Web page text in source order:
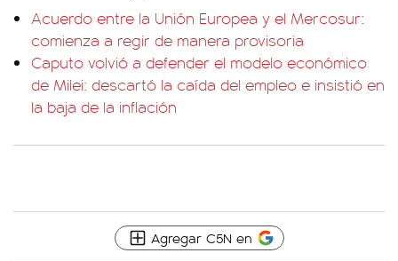
Acuerdo entre la Unión Europea y el Mercosur:
comienza a regir de manera provisoria
Caputo volvió a defender el modelo económico
de Milei: descartó la caída del empleo e insistió en
la baja de la inflación
Agregar C5N en